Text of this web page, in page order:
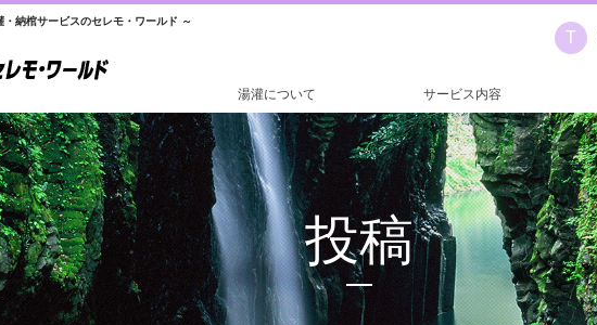
納棺サービスのセレモ・ワールド ～
湯灌について サービス内容
T
投稿